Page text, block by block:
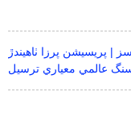
پرزا ٺاهيندڙ
عالمي معياري ترسيل